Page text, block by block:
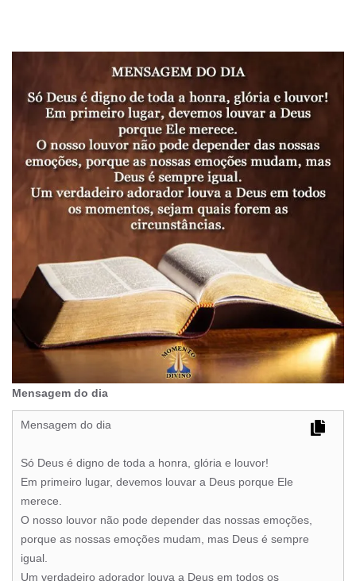
Mensagem do dia
Mensagem do dia
Só Deus é digno de toda a honra, glória e louvor!
Em primeiro lugar, devemos louvar a Deus porque Ele
merece.
O nosso louvor não pode depender das nossas emoções,
porque as nossas emoções mudam, mas Deus é sempre
igual.
Um verdadeiro adorador louva a Deus em todos os